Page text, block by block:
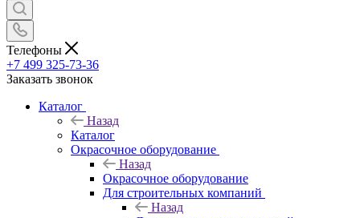
Телефоны
+7 499 325-73-36
Заказать звонок
Каталог
Назад
Каталог
Окрасочное оборудование
Назад
Окрасочное оборудование
Для строительных компаний
Назад